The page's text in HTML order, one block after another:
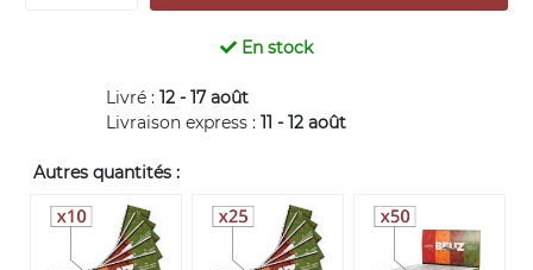
En stock
Livré : 12 - 17 août
Livraison express : 11 - 12 août
Autres quantités :